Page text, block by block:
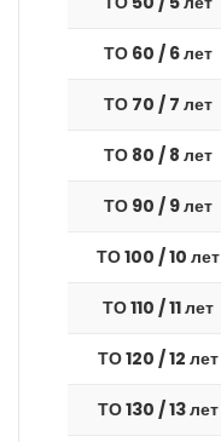
ТО 60 / 6 лет
ТО 70 / 7 лет
ТО 80 / 8 лет
ТО 90 / 9 лет
ТО 100 / 10 лет
ТО 110 / 11 лет
ТО 120 / 12 лет
ТО 130 / 13 лет